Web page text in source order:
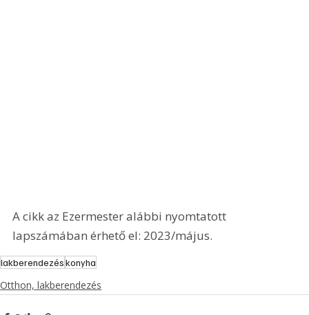
A cikk az Ezermester alábbi nyomtatott
lapszámában érhető el: 2023/május.
lakberendezéskonyha
Otthon, lakberendezés